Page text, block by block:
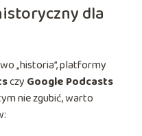
dla
„historia”, platformy
czy Google Podcasts
nie zgubić, warto